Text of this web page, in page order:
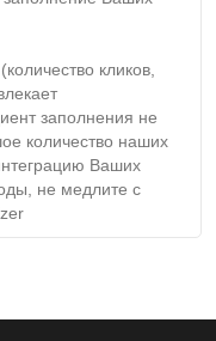
кликов,
заполнения не
количество наших
Ваших
не медлите с